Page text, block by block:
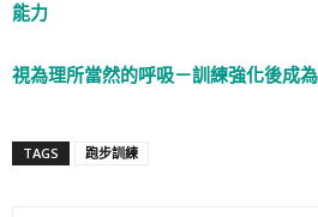
能力
視為理所當然的呼吸－訓練強化後成
TAGS 跑步訓練